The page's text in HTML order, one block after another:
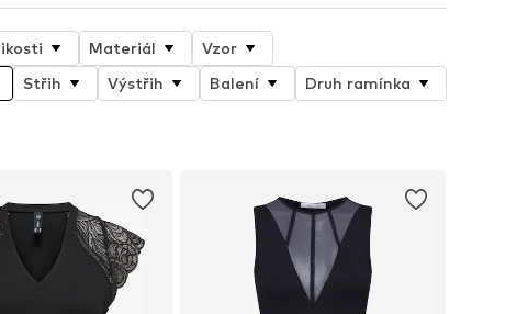
Materiál
Vzor
Střih Výstřih Balení
Druh ramínka